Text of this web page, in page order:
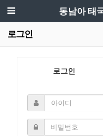
동남아 태
로그인
로그인